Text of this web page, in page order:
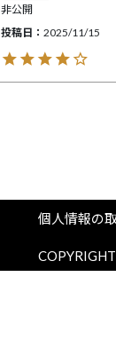
非公開
投稿日
2025/11/15
個人情報の